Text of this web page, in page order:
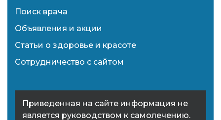
Поиск врача
Объявления и акции
Статьи о здоровье и красоте
Сотрудничество с сайтом
Приведенная на сайте информация не
является руководством к самолечению.